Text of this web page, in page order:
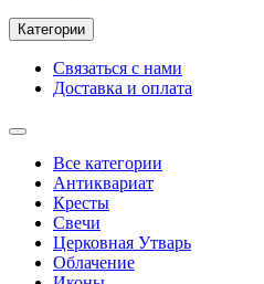
Категории
Связаться с нами
Доставка и оплата
Все категории
Антиквариат
Кресты
Свечи
Церковная Утварь
Облачение